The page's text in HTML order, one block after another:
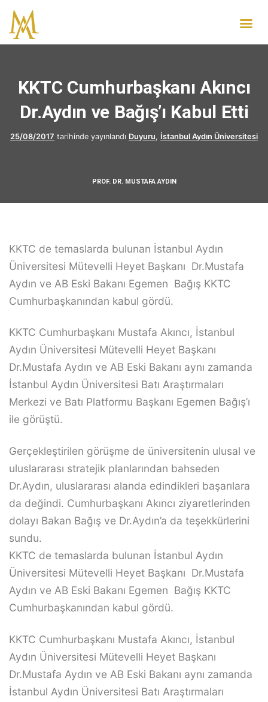
KKTC Cumhurbaşkanı Akıncı
Dr.Aydın ve Bağış’ı Kabul Etti
25/08/2017 tarihinde yayınlandı Duyuru, İstanbul Aydın Üniversitesi
PROF. DR. MUSTAFA AYDIN
KKTC de temaslarda bulunan İstanbul Aydın
Üniversitesi Mütevelli Heyet Başkanı Dr.Mustafa
Aydın ve AB Eski Bakanı Egemen Bağış KKTC
Cumhurbaşkanından kabul gördü.
KKTC Cumhurbaşkanı Mustafa Akıncı, İstanbul
Aydın Üniversitesi Mütevelli Heyet Başkanı
Dr.Mustafa Aydın ve AB Eski Bakanı aynı zamanda
İstanbul Aydın Üniversitesi Batı Araştırmaları
Merkezi ve Batı Platformu Başkanı Egemen Bağış’ı
ile görüştü.
Gerçekleştirilen görüşme de üniversitenin ulusal ve
uluslararası stratejik planlarından bahseden
Dr.Aydın, uluslararası alanda edindikleri başarılara
da değindi. Cumhurbaşkanı Akıncı ziyaretlerinden
dolayı Bakan Bağış ve Dr.Aydın’a da teşekkürlerini
sundu.
KKTC de temaslarda bulunan İstanbul Aydın
Üniversitesi Mütevelli Heyet Başkanı Dr.Mustafa
Aydın ve AB Eski Bakanı Egemen Bağış KKTC
Cumhurbaşkanından kabul gördü.
KKTC Cumhurbaşkanı Mustafa Akıncı, İstanbul
Aydın Üniversitesi Mütevelli Heyet Başkanı
Dr.Mustafa Aydın ve AB Eski Bakanı aynı zamanda
İstanbul Aydın Üniversitesi Batı Araştırmaları